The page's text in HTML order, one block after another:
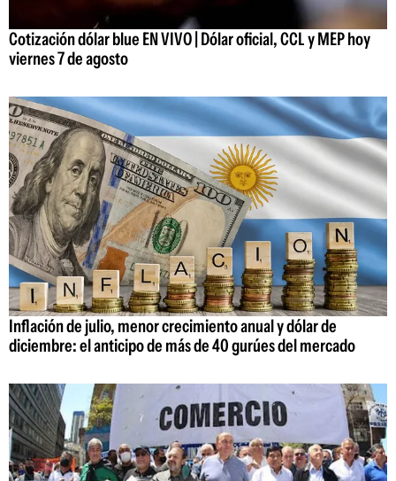
Cotización dólar blue EN VIVO | Dólar oficial, CCL y MEP hoy
viernes 7 de agosto
Inflación de julio, menor crecimiento anual y dólar de
diciembre: el anticipo de más de 40 gurúes del mercado